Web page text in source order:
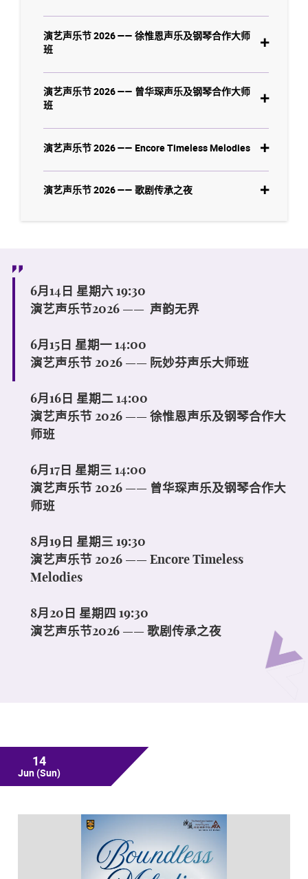
演艺声乐节 2026 —— 徐惟恩声乐及钢琴合作大师
班
演艺声乐节 2026 —— 曾华琛声乐及钢琴合作大师
班
演艺声乐节 2026 —— Encore Timeless Melodies
演艺声乐节 2026 —— 歌剧传承之夜
6月14日 星期六 19:30
演艺声乐节2026 —— 声韵无界
6月15日 星期一 14:00
演艺声乐节 2026 —— 阮妙芬声乐大师班
6月16日 星期二 14:00
演艺声乐节 2026 —— 徐惟恩声乐及钢琴合作大
师班
6月17日 星期三 14:00
演艺声乐节 2026 —— 曾华琛声乐及钢琴合作大
师班
8月19日 星期三 19:30
演艺声乐节 2026 —— Encore Timeless
Melodies
8月20日 星期四 19:30
演艺声乐节2026 —— 歌剧传承之夜
14
Jun(Sun)